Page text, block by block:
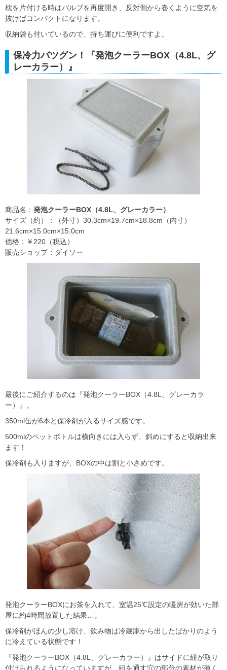
枕を片付ける時はバルブを再度開き、反対側から巻くように空気を
抜けばコンパクトになります。
収納袋も付いているので、持ち運びに便利ですよ。
保冷力バツグン！『発泡クーラーBOX（4.8L、グ
レーカラー）』
商品名： 発泡クーラーBOX（4.8L、グレーカラー）
サイズ（約）：（外寸）30.3cm×19.7cm×18.8cm（内寸）
21.6cm×15.0cm×15.0cm
価格：￥220（税込）
販売ショップ：ダイソー
最後にご紹介するのは『発泡クーラーBOX（4.8L、グレーカラ
ー）』。
350ml缶が6本と保冷剤が入るサイズ感です。
500mlのペットボトルは横向きには入らず、斜めにすると収納出来
ます！
保冷剤も入りますが、BOXの中は割と小さめです。
発泡クーラーBOXにお茶を入れて、室温25℃設定の暖房が効いた部
屋に約4時間放置した結果…。
保冷剤がほんの少し溶け、飲み物は冷蔵庫から出したばかりのよう
に冷えている状態です！
『発泡クーラーBOX（4.8L、グレーカラー）』はサイドに紐が取り
付けられるようになっていますが、紐を通す穴の部分の素材が薄く